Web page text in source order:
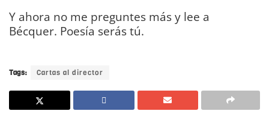
Y ahora no me preguntes más y lee a
Bécquer. Poesía serás tú.
Tags: Cartas al director